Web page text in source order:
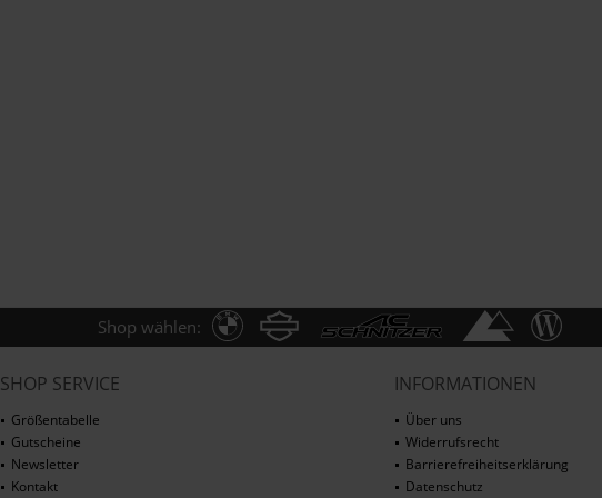
Shop wählen:
SHOP SERVICE
Größentabelle
Gutscheine
Newsletter
Kontakt
INFORMATIONEN
Über uns
Widerrufsrecht
Barrierefreiheitserklärung
Datenschutz